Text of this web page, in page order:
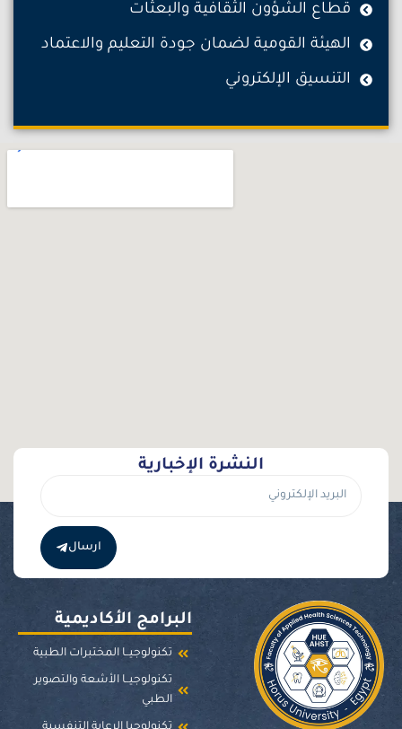
قطاع الشؤون الثقافية والبعثات
الهيئة القومية لضمان جودة التعليم والاعتماد
التنسيق الإلكتروني
النشرة الإخبارية
ارسال
البرامج الأكاديمية
تكنولوجيــا المختبرات الطبية
تكنولوجيــا الأشعة والتصوير
الطبي